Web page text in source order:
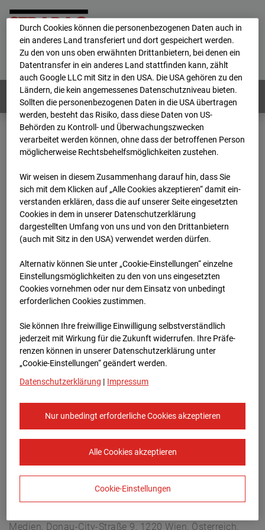
Home E-Mail Impressum
Login
Deutsch / English
Webcams: Alle Länder
Home
Deutschland
BC-162 - Strabag - BV-H3ö
Archiv
2025
10
13 08:05
BC-162 - Strabag - BV-
H3ö
Buchholzerstraße 102, 30655 Hannover
Zur Übersicht
Europe/Berlin
Medien, Donau-City-Straße 9, 1220 Wien, Österreich,
Durch Cookies können die personenbezogenen Daten auch in
ein anderes Land transferiert und dort gespeichert werden.
Zu den von uns oben erwähnten Drittanbietern, bei denen ein
Datentransfer in ein anderes Land stattfinden kann, zählt
auch Google LLC mit Sitz in den USA. Die USA gehören zu den
Ländern, die kein angemessenes Datenschutzniveau bieten.
Sollten die personenbezogenen Daten in die USA übertragen
werden, besteht das Risiko, dass diese Daten von US-
Behörden zu Kontroll- und Überwachungszwecken
verarbeitet werden können, ohne dass der betroffenen Person
möglicherweise Rechtsbehelfsmöglichkeiten zustehen.
Wir weisen in diesem Zusammenhang darauf hin, dass Sie
sich mit dem Klicken auf „Alle Cookies akzeptieren“ damit ein­
ver­standen erklären, dass die auf unserer Seite eingesetzten
Cookies in dem in unserer Datenschutzerklärung
dargestellten Umfang von uns und von den Drittanbietern
(auch mit Sitz in den USA) verwendet werden dürfen.
Alternativ können Sie unter „Cookie-Einstellungen“ einzelne
Einstellungsmöglichkeiten zu den von uns eingesetzten
Cookies vornehmen oder nur dem Einsatz von unbedingt
erforderlichen Cookies zustimmen.
Sie können Ihre freiwillige Einwilligung selbstverständlich
jederzeit mit Wirkung für die Zukunft widerrufen. Ihre Prä­fe­
renzen können in unserer Datenschutzerklärung unter
„Cookie-Einstellungen“ geändert werden.
Datenschutzerklärung | Impressum
Nur unbedingt erforderliche Cookies akzeptieren
Alle Cookies akzeptieren
Cookie-Einstellungen